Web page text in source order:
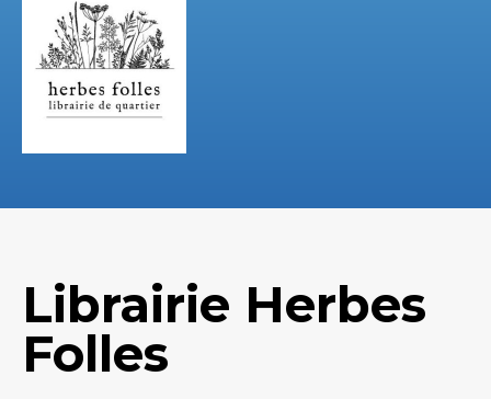
Librairie Herbes
Folles